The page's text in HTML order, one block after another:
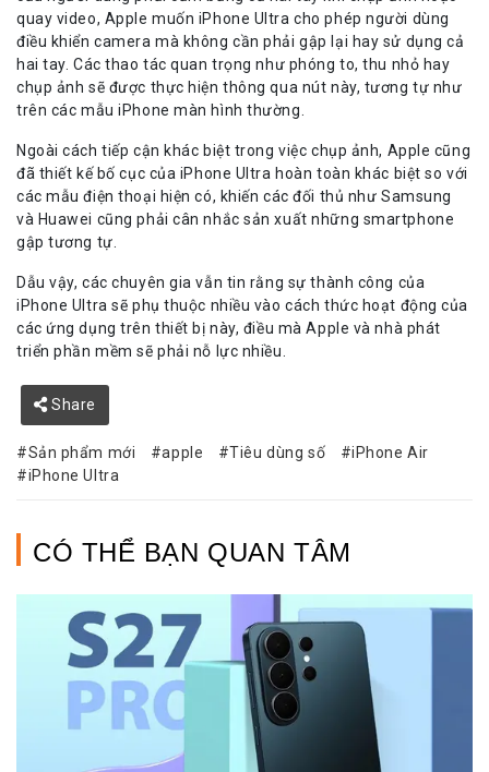
quay video, Apple muốn iPhone Ultra cho phép người dùng
điều khiển camera mà không cần phải gập lại hay sử dụng cả
hai tay. Các thao tác quan trọng như phóng to, thu nhỏ hay
chụp ảnh sẽ được thực hiện thông qua nút này, tương tự như
trên các mẫu iPhone màn hình thường.
Ngoài cách tiếp cận khác biệt trong việc chụp ảnh, Apple cũng
đã thiết kế bố cục của iPhone Ultra hoàn toàn khác biệt so với
các mẫu điện thoại hiện có, khiến các đối thủ như Samsung
và Huawei cũng phải cân nhắc sản xuất những smartphone
gập tương tự.
Dẫu vậy, các chuyên gia vẫn tin rằng sự thành công của
iPhone Ultra sẽ phụ thuộc nhiều vào cách thức hoạt động của
các ứng dụng trên thiết bị này, điều mà Apple và nhà phát
triển phần mềm sẽ phải nỗ lực nhiều.
Share
Sản phẩm mới apple Tiêu dùng số
iPhone Air
iPhone Ultra
CÓ THỂ BẠN QUAN TÂM